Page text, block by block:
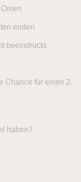
enden
beeindruckt
Chance für einen 2.
haben?